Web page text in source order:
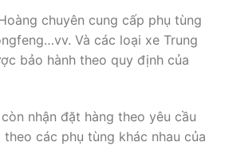
chuyên cung cấp phụ tùng
Và các loại xe Trung
bảo hành theo quy định của
nhận đặt hàng theo yêu cầu
các phụ tùng khác nhau của